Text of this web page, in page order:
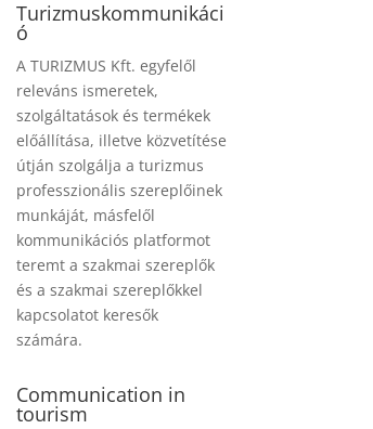
Turizmuskommunikáci
ó
A TURIZMUS Kft. egyfelől
releváns ismeretek,
szolgáltatások és termékek
előállítása, illetve közvetítése
útján szolgálja a turizmus
professzionális szereplőinek
munkáját, másfelől
kommunikációs platformot
teremt a szakmai szereplők
és a szakmai szereplőkkel
kapcsolatot keresők
számára.
Communication in
tourism